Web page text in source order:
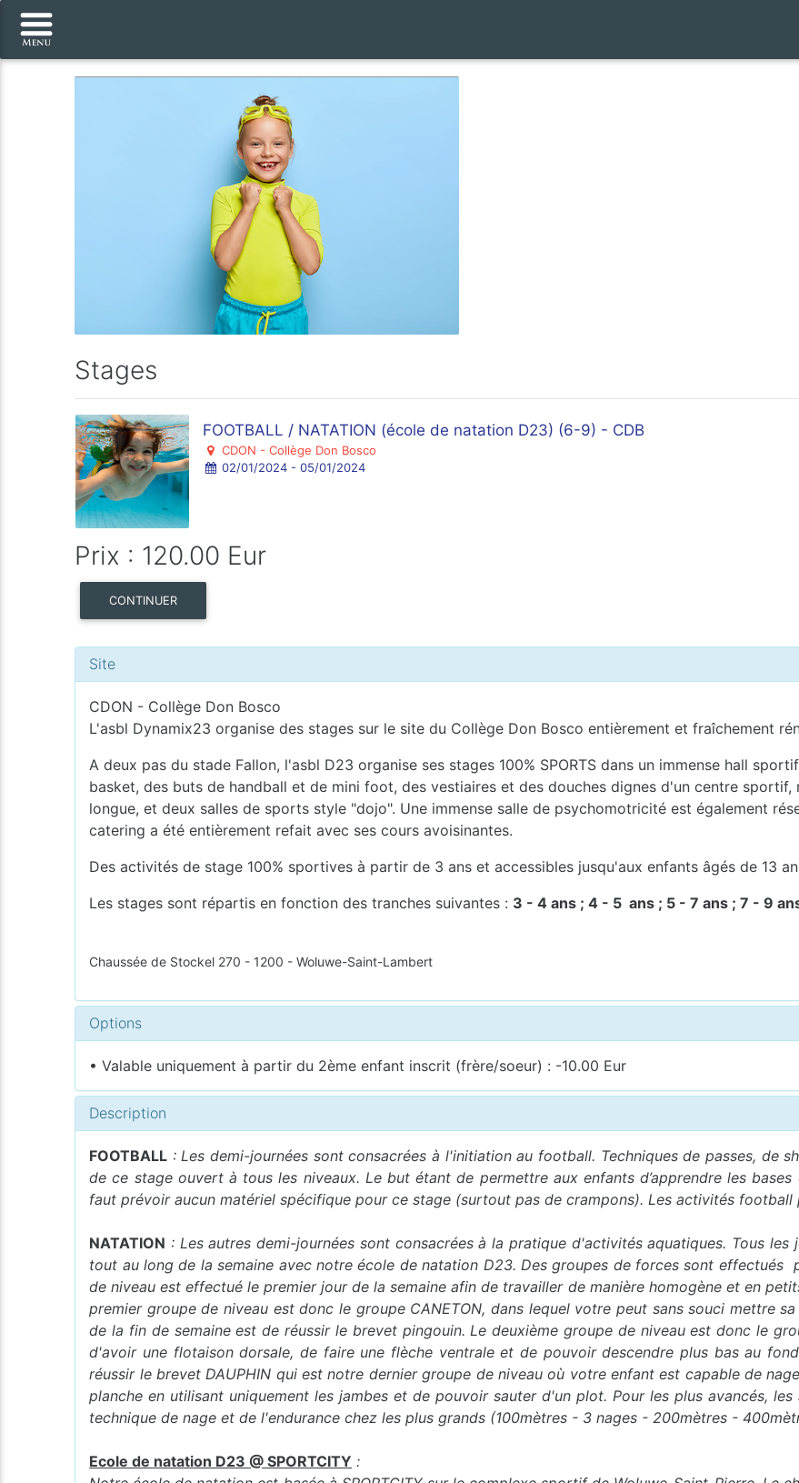
Stages
FOOTBALL / NATATION (école de natation D23) (6-9) - CDB
CDON - Collège Don Bosco
02/01/2024 - 05/01/2024
Prix : 120.00 Eur
CONTINUER
Site
CDON - Collège Don Bosco
L'asbl Dynamix23 organise des stages sur le site du Collège Don Bosco entièrement et fraîchement
A deux pas du stade Fallon, l'asbl D23 organise ses stages 100% SPORTS dans un immense hall
basket, des buts de handball et de mini foot, des vestiaires et des douches dignes d'un centre sportif,
longue, et deux salles de sports style "dojo". Une immense salle de psychomotricité est également
catering a été entièrement refait avec ses cours avoisinantes.
Des activités de stage 100% sportives à partir de 3 ans et accessibles jusqu'aux enfants âgés de 13
Les stages sont répartis en fonction des tranches suivantes : 3 - 4 ans ; 4 - 5 ans ; 5 - 7 ans ; 7 - 9
Chaussée de Stockel 270 - 1200 - Woluwe-Saint-Lambert
Options
• Valable uniquement à partir du 2ème enfant inscrit (frère/soeur) : -10.00 Eur
Description
FOOTBALL : Les demi-journées sont consacrées à l'initiation au football. Techniques de passes, de
de ce stage ouvert à tous les niveaux. Le but étant de permettre aux enfants d’apprendre les
faut prévoir aucun matériel spécifique pour ce stage (surtout pas de crampons). Les activités football
NATATION : Les autres demi-journées sont consacrées à la pratique d'activités aquatiques. Tous
tout au long de la semaine avec notre école de natation D23. Des groupes de forces sont effectués
de niveau est effectué le premier jour de la semaine afin de travailler de manière homogène et en
premier groupe de niveau est donc le groupe CANETON, dans lequel votre peut sans souci mettre
de la fin de semaine est de réussir le brevet pingouin. Le deuxième groupe de niveau est donc le
d'avoir une flotaison dorsale, de faire une flèche ventrale et de pouvoir descendre plus bas au
réussir le brevet DAUPHIN qui est notre dernier groupe de niveau où votre enfant est capable de
planche en utilisant uniquement les jambes et de pouvoir sauter d'un plot. Pour les plus avancés,
technique de nage et de l'endurance chez les plus grands (100mètres - 3 nages - 200mètres -
Ecole de natation D23 @ SPORTCITY :